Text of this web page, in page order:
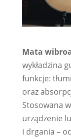
Mata
wykładzina
funkcje:
oraz
Stosowana
urządzenie
i drgania –